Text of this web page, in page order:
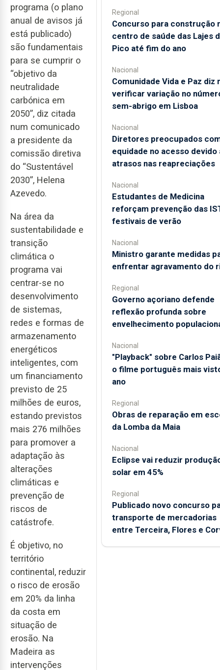
programa (o plano
anual de avisos já
está publicado)
são fundamentais
para se cumprir o
“objetivo da
neutralidade
carbónica em
2050”, diz citada
num comunicado
a presidente da
comissão diretiva
do “Sustentável
2030”, Helena
Azevedo.
Na área da
sustentabilidade e
transição
climática o
programa vai
centrar-se no
desenvolvimento
de sistemas,
redes e formas de
armazenamento
energéticos
inteligentes, com
um financiamento
previsto de 25
milhões de euros,
estando previstos
mais 276 milhões
para promover a
adaptação às
alterações
climáticas e
prevenção de
riscos de
catástrofe.
É objetivo, no
território
continental, reduzir
o risco de erosão
em 20% da linha
da costa em
situação de
erosão. Na
Madeira as
intervenções
Regional
Concurso para construção
centro de saúde das Lajes
Pico até fim do ano
Nacional
Comunidade Vida e Paz diz
verificar variação no
sem-abrigo em Lisboa
Nacional
Diretores preocupados
equidade no acesso devido
atrasos nas reapreciações
Nacional
Estudantes de Medicina
reforçam prevenção das
festivais de verão
Nacional
Ministro garante medidas
enfrentar agravamento do
Regional
Governo açoriano defende
reflexão profunda sobre
envelhecimento
Nacional
"Playback" sobre Carlos
o filme português mais
ano
Regional
Obras de reparação em
da Lomba da Maia
Nacional
Eclipse vai reduzir
solar em 45%
Regional
Publicado novo concurso
transporte de mercadorias
entre Terceira, Flores e